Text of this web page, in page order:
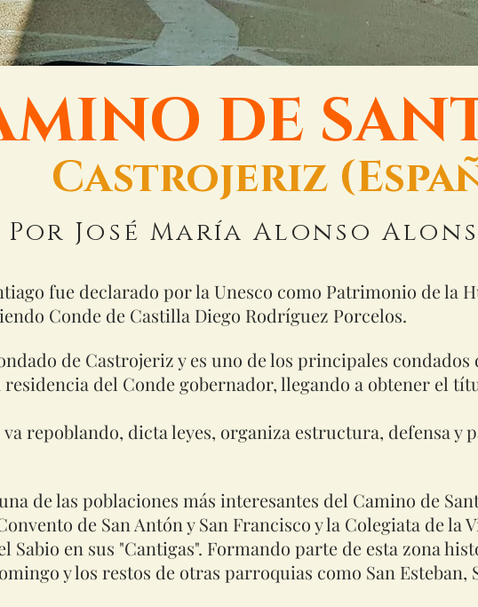
DE
Castrojeriz
Por José María Alonso
fue declarado por la Unesco como Patrimonio de la
Conde de Castilla Diego Rodríguez Porcelos.
de Castrojeriz y es uno de los principales
del Conde gobernador, llegando a obtener el
va repoblando, dicta leyes, organiza estructura, defensa
de las poblaciones más interesantes del Camino de
de San Antón y San Francisco y la Colegiata de la
Sabio en sus "Cantigas". Formando parte de esta zona
y los restos de otras parroquias como San Esteban,